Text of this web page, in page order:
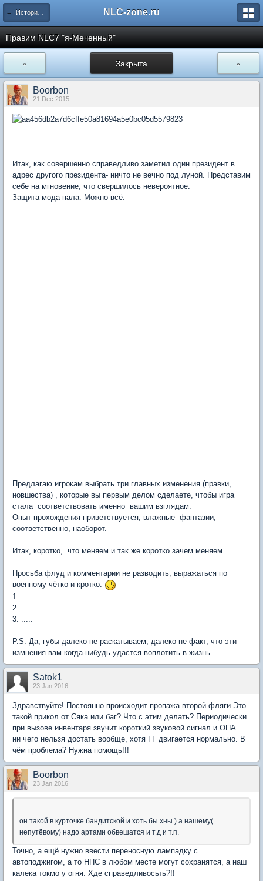
← История и архив NLC NLC-zone.ru
Правим NLC7 "я-Меченный"
Закрыта
« »
Boorbon
21 Dec 2015
Итак, как совершенно справедливо заметил один президент в
адрес другого президента- ничто не вечно под луной. Представим
себе на мгновение, что свершилось невероятное.
Защита мода пала. Можно всё.
Предлагаю игрокам выбрать три главных изменения (правки,
новшества) , которые вы первым делом сделаете, чтобы игра
стала соответствовать именно вашим взглядам.
Опыт прохождения приветствуется, влажные фантазии,
соответственно, наоборот.
Итак, коротко, что меняем и так же коротко зачем меняем.
Просьба флуд и комментарии не разводить, выражаться по
военному чётко и кротко.
1. .....
2. .....
3. .....
P.S. Да, губы далеко не раскатываем, далеко не факт, что эти
измнения вам когда-нибудь удастся воплотить в жизнь.
Satok1
23 Jan 2016
Здравствуйте! Постоянно происходит пропажа второй фляги.Это
такой прикол от Сяка или баг? Что с этим делать? Периодически
при вызове инвентаря звучит короткий звуковой сигнал и ОПА.....
ни чего нельзя достать вообще, хотя ГГ двигается нормально. В
чём проблема? Нужна помощь!!!
Boorbon
23 Jan 2016
он такой в курточке бандитской и хоть бы хны ) а нашему(
непутёвому) надо артами обвешатся и т.д и т.п.
Точно, а ещё нужно ввести переносную лампадку с
автоподжигом, а то НПС в любом месте могут сохранятся, а наш
калека токмо у огня. Хде справедливосьть?!!